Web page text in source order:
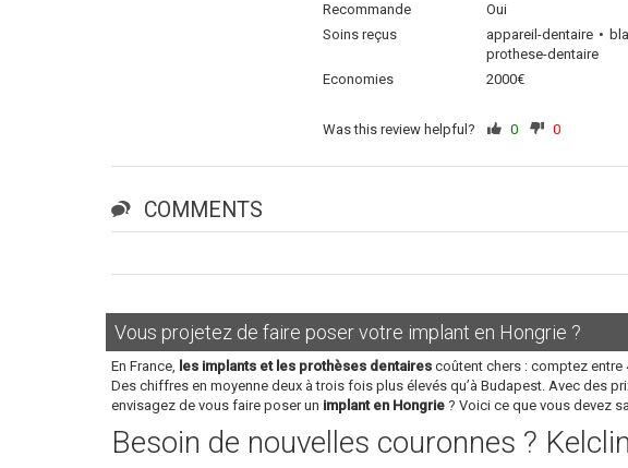
Recommande
Oui
Soins reçus
appareil-dentaire
prothese-dentaire
Economies
2000€
Was this review helpful? 0 0
COMMENTS
Vous projetez de faire poser votre implant en Hongrie ?
En France, les implants et les prothèses dentaires coûtent chers : comptez entre
Des chiffres en moyenne deux à trois fois plus élevés qu’à Budapest. Avec des
envisagez de vous faire poser un implant en Hongrie ? Voici ce que vous devez
Besoin de nouvelles couronnes ?